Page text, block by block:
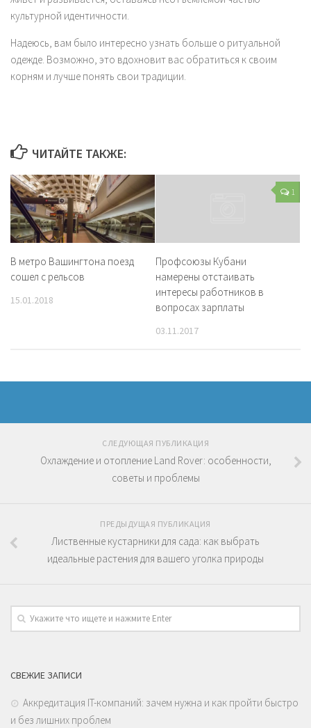
культурной идентичности.
Надеюсь, вам было интересно узнать больше о ритуальной
одежде. Возможно, это вдохновит вас обратиться к своим
корням и лучше понять свои традиции.
ЧИТАЙТЕ ТАКЖЕ:
В метро Вашингтона поезд
сошел с рельсов
15.01.2018
1
Профсоюзы Кубани
намерены отстаивать
интересы работников в
вопросах зарплаты
03.11.2017
СЛЕДУЮЩАЯ ПУБЛИКАЦИЯ
Охлаждение и отопление Land Rover: особенности,
советы и проблемы
ПРЕДЫДУЩАЯ ПУБЛИКАЦИЯ
Лиственные кустарники для сада: как выбрать
идеальные растения для вашего уголка природы
СВЕЖИЕ ЗАПИСИ
Аккредитация IT-компаний: зачем нужна и как пройти быстро
и без лишних проблем